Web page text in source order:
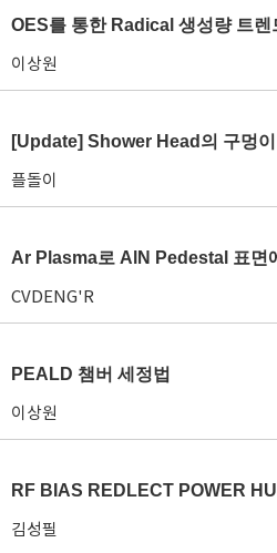
OES를 통한 Radical 생성량 트렌
이상원
[Update] Shower Head의 구멍
플돌이
CVDENG'R
PEALD 챔버 세정법
이상원
RF BIAS REDLECT POWER
김성필